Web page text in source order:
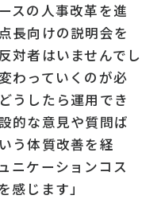
スの人事改革を進
長向けの説明会を
対者はいませんでし
わっていくのが必
うしたら運用でき
的な意見や質問ば
う体質改善を経
ニケーションコス
感じます」